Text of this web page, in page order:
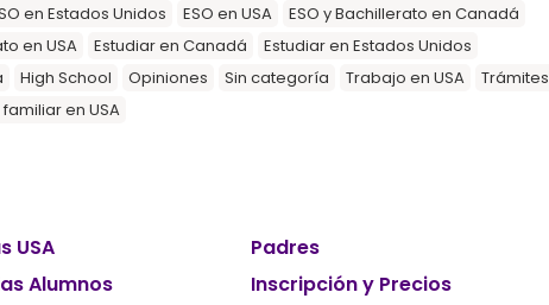
en Estados Unidos ESO en USA
ESO y Bachillerato en Canadá
en USA Estudiar en Canadá
Estudiar en Estados Unidos
High School Opiniones Sin categoría Trabajo en USA
Trámites
en USA
USA
Alumnos
Padres
Inscripción y Precios